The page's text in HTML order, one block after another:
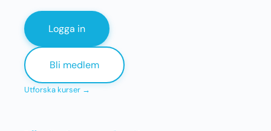
Logga in
Bli medlem
Utforska kurser →